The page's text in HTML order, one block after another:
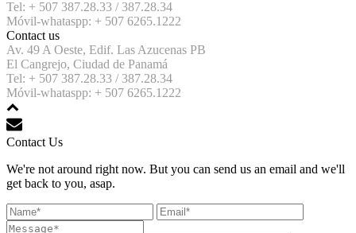
Tel: + 507 387.28.33 / 387.28.34
Móvil-whataspp: + 507 6265.1222
Contact us
Av. 49 A Oeste, Edif. Las Azucenas PB
El Cangrejo, Ciudad de Panamá
Tel: + 507 387.28.33 / 387.28.34
Móvil-whataspp: + 507 6265.1222
Contact Us
We're not around right now. But you can send us an email and we'll
get back to you, asap.